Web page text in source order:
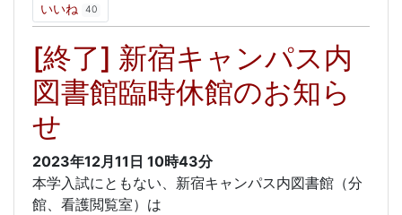
いいね 40
[終了] 新宿キャンパス内
図書館臨時休館のお知ら
せ
2023年12月11日 10時43分
本学入試にともない、新宿キャンパス内図書館（分
館、看護閲覧室）は